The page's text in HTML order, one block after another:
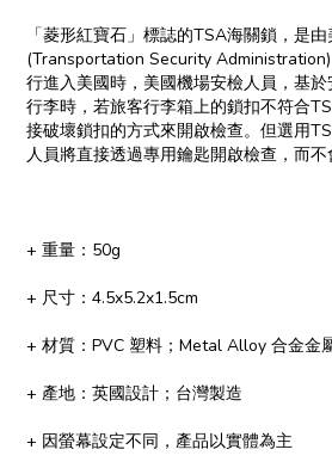
「菱形紅寶石」標誌的TSA海關鎖，是
(Transportation Security
行進入美國時，美國機場安檢人員，基
行李時，若旅客行李箱上的鎖扣不符合
接破壞鎖扣的方式來開啟檢查。但選用
人員將直接透過專用鑰匙開啟檢查，而不
+ 重量：50g
+ 尺寸：4.5x5.2x1.5cm
+ 材質：PVC 塑料；Metal Alloy 合金金
+ 產地：英國設計；台灣製造
+ 因螢幕設定不同，產品以實體為主